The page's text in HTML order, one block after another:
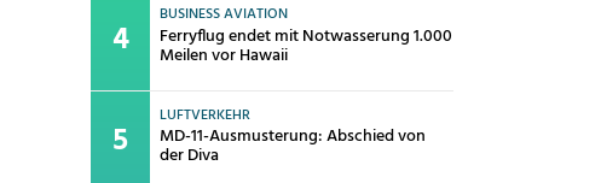
BUSINESS AVIATION
Ferryflug endet mit Notwasserung 1.000
Meilen vor Hawaii
LUFTVERKEHR
MD-11-Ausmusterung: Abschied von
der Diva